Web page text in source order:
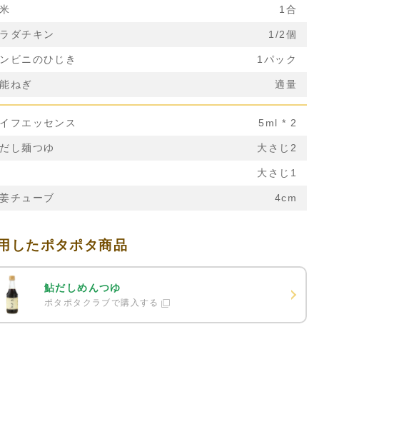
1合
ダチキン 1/2個
ビニのひじき 1パック
ねぎ 適量
フエッセンス 5ml * 2
し麺つゆ 大さじ2
大さじ1
チューブ 4cm
したポタポタ商品
鮎だしめんつゆ
ポタポタクラブで購入する